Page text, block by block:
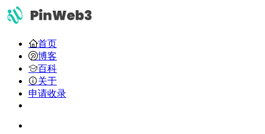
首页
博客
百科
关于
申请收录